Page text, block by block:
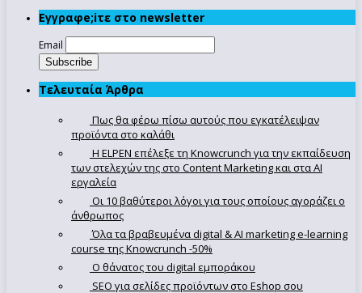
Εγγραφe;iτε στο newsletter
Email
Τελευταία Άρθρα
Πως θα φέρω πίσω αυτούς που εγκατέλειψαν
προϊόντα στο καλάθι
Η ELPEN επέλεξε τη Knowcrunch για την εκπαίδευση
των στελεχών της στο Content Marketing και στα AI
εργαλεία
Οι 10 βαθύτεροι λόγοι για τους οποίους αγοράζει ο
άνθρωπος
Όλα τα βραβευμένα digital & AI marketing e-learning
course της Knowcrunch -50%
Ο θάνατος του digital εμποράκου
SEO για σελίδες προϊόντων στο Eshop σου